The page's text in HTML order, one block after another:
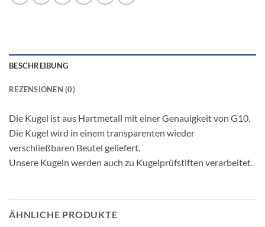
BESCHREIBUNG
REZENSIONEN (0)
Die Kugel ist aus Hartmetall mit einer Genauigkeit von G10.
Die Kugel wird in einem transparenten wieder
verschließbaren Beutel geliefert.
Unsere Kugeln werden auch zu Kugelprüfstiften verarbeitet.
ÄHNLICHE PRODUKTE